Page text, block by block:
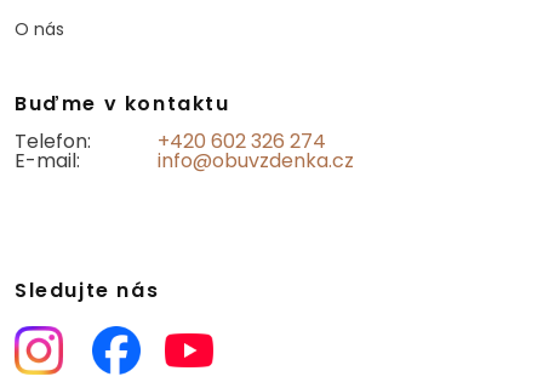
O nás
Buďme v kontaktu
Telefon:
+420 602 326 274
E-mail: info@obuvzdenka.cz
Sledujte nás